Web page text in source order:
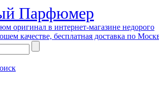
Парфюмер
оригинал в интернет-магазине недорого
качестве, бесплатная доставка по